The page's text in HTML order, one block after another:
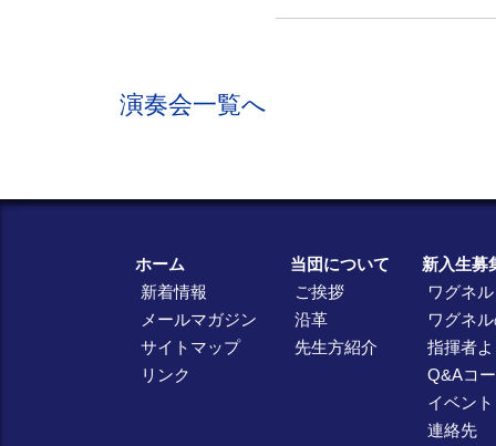
演奏会一覧へ
ホーム
新着情報
メールマガジン
サイトマップ
リンク
当団について
ご挨拶
沿革
先生方紹介
新入生募
ワグネ
ワグネ
指揮者
Q&Aコ
イベン
連絡先